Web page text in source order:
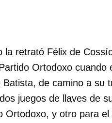
la retrató Félix de
Ortodoxo cuando
de camino a su
juegos de llaves de
Ortodoxo, y otro para el